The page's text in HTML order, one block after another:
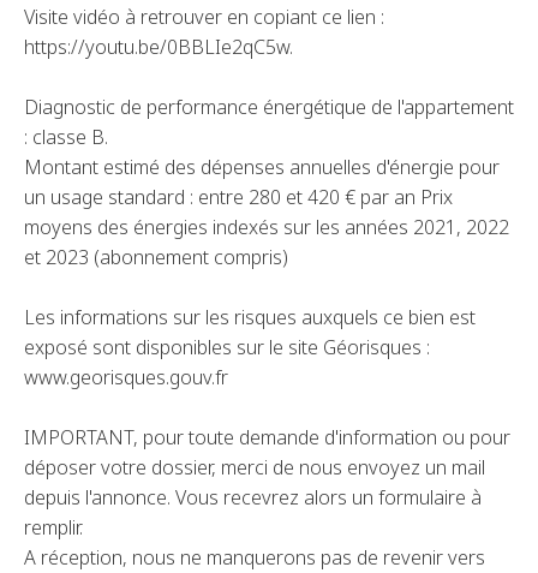
Visite vidéo à retrouver en copiant ce lien :
https://youtu.be/0BBLIe2qC5w.
Diagnostic de performance énergétique de l'appartement
: classe B.
Montant estimé des dépenses annuelles d'énergie pour
un usage standard : entre 280 et 420 € par an Prix
moyens des énergies indexés sur les années 2021, 2022
et 2023 (abonnement compris)
Les informations sur les risques auxquels ce bien est
exposé sont disponibles sur le site Géorisques :
www.georisques.gouv.fr
IMPORTANT, pour toute demande d'information ou pour
déposer votre dossier, merci de nous envoyez un mail
depuis l'annonce. Vous recevrez alors un formulaire à
remplir.
A réception, nous ne manquerons pas de revenir vers